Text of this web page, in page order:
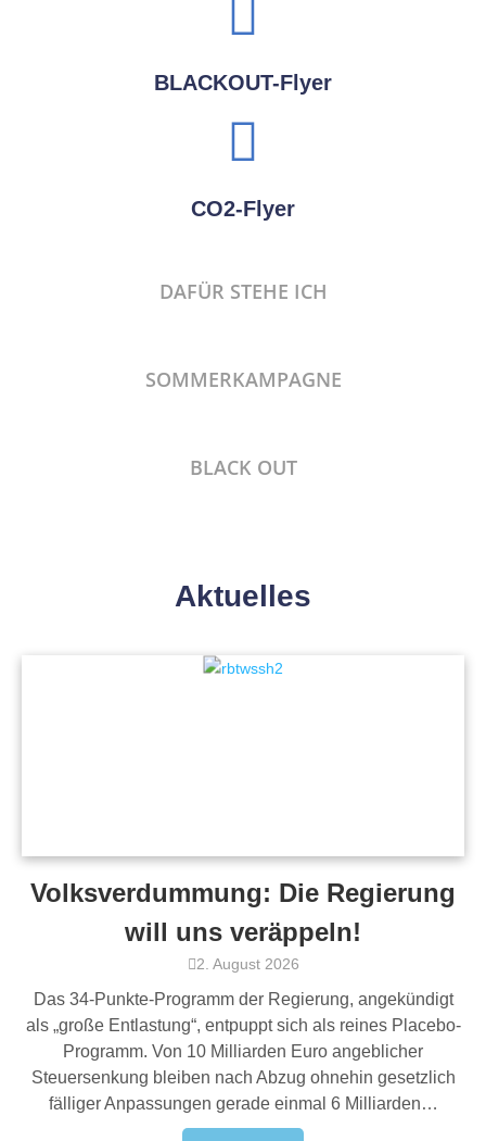
BLACKOUT-Flyer
CO2-Flyer
DAFÜR STEHE ICH
SOMMERKAMPAGNE
BLACK OUT
Aktuelles
Volksverdummung: Die Regierung
will uns veräppeln!
2. August 2026
Das 34-Punkte-Programm der Regierung, angekündigt
als „große Entlastung“, entpuppt sich als reines Placebo-
Programm. Von 10 Milliarden Euro angeblicher
Steuersenkung bleiben nach Abzug ohnehin gesetzlich
fälliger Anpassungen gerade einmal 6 Milliarden…